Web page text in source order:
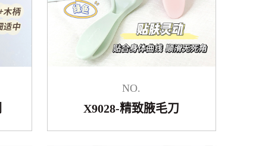
NO.
X9028-精致腋毛刀